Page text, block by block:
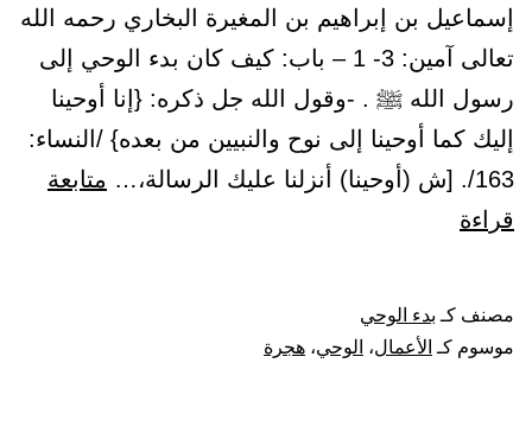
إسماعيل بن إبراهيم بن المغيرة البخاري رحمه الله
تعالى آمين: 3- 1 – باب: كيف كان بدء الوحي إلى
رسول الله ﷺ . -وقول الله جل ذكره: {إنا أوحينا
إليك كما أوحينا إلى نوح والنبيين من بعده} /النساء:
163/. [ش (أوحينا) أنزلنا عليك الرسالة،…
متابعة
قراءة
بدء
مصنف كـ بدء الوحي
موسوم كـ الأعمال، الوحي، هجرة